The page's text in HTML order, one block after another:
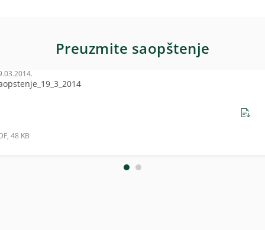
Preuzmite saopštenje
48 KB